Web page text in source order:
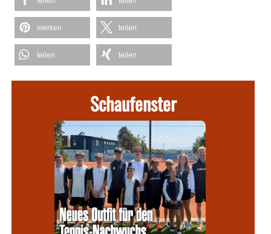
merken teilen
teilen teilen
Schaufenster